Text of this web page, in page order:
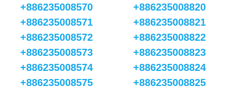
+886235008570
+886235008571
+886235008572
+886235008573
+886235008574
+886235008575
+886235008820
+886235008821
+886235008822
+886235008823
+886235008824
+886235008825